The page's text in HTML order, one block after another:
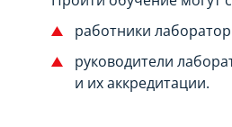
работники
руководители
и их аккредитации.